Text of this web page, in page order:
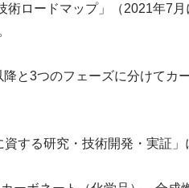
ロードマップ」（2021年7
と3つのフェーズに分けてカ
する研究・技術開発・実証」